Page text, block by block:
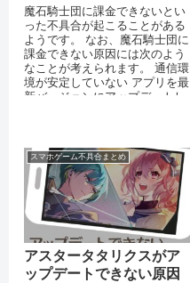
魔石騎士団に課金できないとい
った不具合が起こることがある
ようです。 なお、魔石騎士団に
課金できない原因には次のよう
なことが考えられます。 通信環
境が安定していない アプリを最
新バージョンにアップデートし
スマホゲーム不具合まとめ
アスタータタリクスがア
ップデートできない原因